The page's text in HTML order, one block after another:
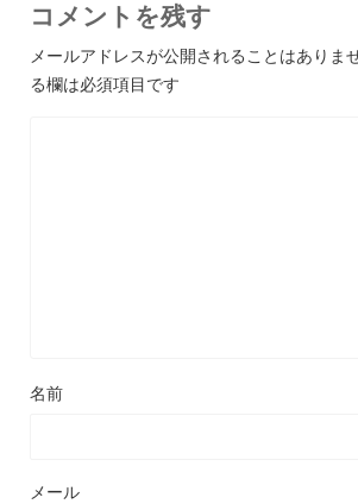
コメントを残す
メールアドレスが公開されることはありませ
る欄は必須項目です
名前
メール